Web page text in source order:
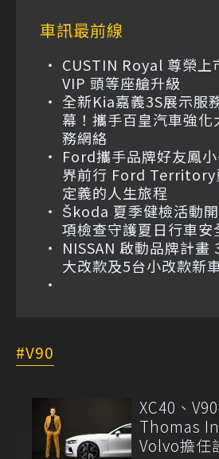
車訊最前線
CUSTIN Royal 尊榮上
VIP 頭等座艙升級
全新Kia嘉義3S展示服
幕！攜手百皇汽車強化
務網絡
Ford攜手品牌好友鳳
界前行 Ford Territory
定義的人生旅程
Škoda 夏季健檢活動
項檢查守護夏日行車安
NISSAN 啟動品牌計畫
大改款及5台小改款新
V90
XC40、
Thomas
Volvo擔任